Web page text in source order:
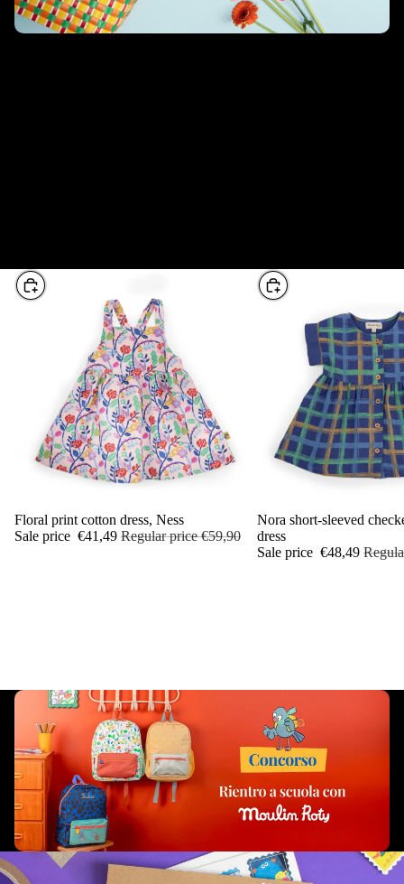
Sale
Choose
Floral print cotton dress, Ness
Sale price €41,49 Regular price€59,90
Sale
Choose
Nora short-sleeved
dress
Sale price €48,49